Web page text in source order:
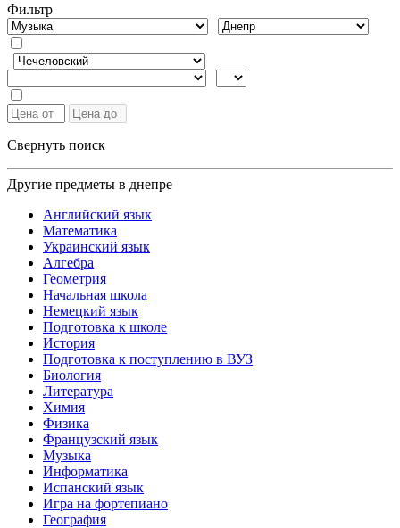
Фильтр
Свернуть поиск
Другие предметы в днепре
Английский язык
Математика
Украинский язык
Алгебра
Геометрия
Начальная школа
Немецкий язык
Подготовка к школе
История
Подготовка к поступлению в ВУЗ
Биология
Литература
Химия
Физика
Французский язык
Музыка
Информатика
Испанский язык
Игра на фортепиано
География